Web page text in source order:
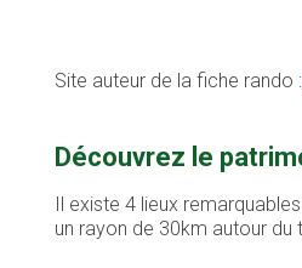
Site auteur de la fiche rando :
Découvrez le
Il existe 4 lieux
un rayon de 30km autour